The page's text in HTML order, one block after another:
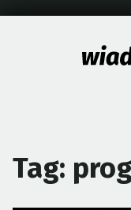
Tag: